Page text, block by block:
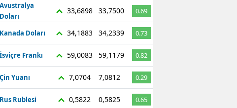
Avustralya
Doları
33,6898 33,7500 0.69
Kanada Doları 34,1883 34,2339 0.73
İsviçre Frankı 59,0083 59,1179 0.82
Çin Yuanı 7,0704 7,0812 0.29
Rus Rublesi 0,5822 0,5825 0.65